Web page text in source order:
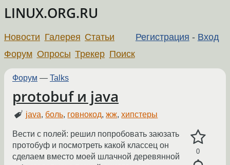
LINUX.ORG.RU
Регистрация - Вход
Новости Галерея Статьи
Форум Опросы Трекер Поиск
Форум — Talks
protobuf и java
java, боль, говнокод,жж,хипстеры
0
Вести с полей: решил попробовать заюзать
протобуф и посмотреть какой классец он
сделаем вместо моей шлачной деревянной